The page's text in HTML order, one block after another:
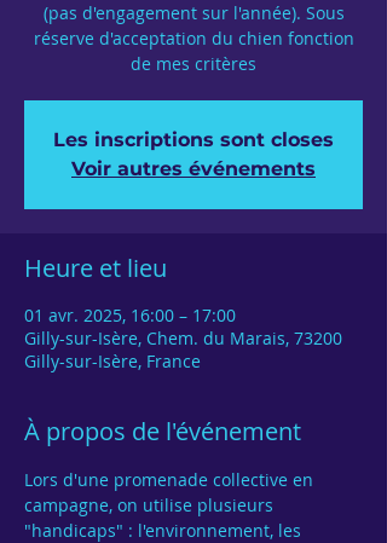
(pas d'engagement sur l'année). Sous
réserve d'acceptation du chien fonction
de mes critères
Les inscriptions sont closes
Voir autres événements
Heure et lieu
01 avr. 2025, 16:00 – 17:00
Gilly-sur-Isère, Chem. du Marais, 73200
Gilly-sur-Isère, France
À propos de l'événement
Lors d'une promenade collective en
campagne, on utilise plusieurs
"handicaps" : l'environnement, les